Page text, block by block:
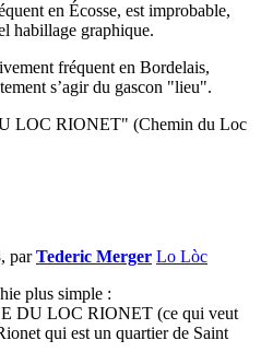
en Écosse, est improbable,
habillage graphique.
fréquent en Bordelais,
s’agir du gascon "lieu".
LOC RIONET" (Chemin du Loc
, parTederic Merger Lo Lòc
plus simple :
DU LOC RIONET (ce qui veut
qui est un quartier de Saint